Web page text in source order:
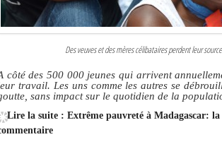
Des veuves et des mères célibataires perdent leur
côté des 500 000 jeunes qui arrivent
travail. Les uns comme les autres se
sans impact sur le quotidien de la
Lire la suite : Extrême pauvreté à Madagascar: